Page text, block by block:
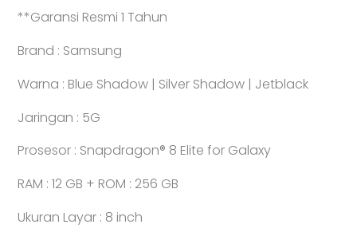
**Garansi Resmi 1 Tahun
Brand : Samsung
Warna : Blue Shadow | Silver Shadow | Jetblack
Jaringan : 5G
Prosesor : Snapdragon® 8 Elite for Galaxy
RAM : 12 GB + ROM : 256 GB
Ukuran Layar : 8 inch